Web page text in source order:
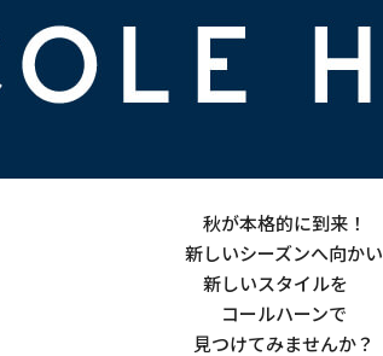
秋が本格的に到来！
新しいシーズンへ向かい
新しいスタイルを
コールハーンで
見つけてみませんか？